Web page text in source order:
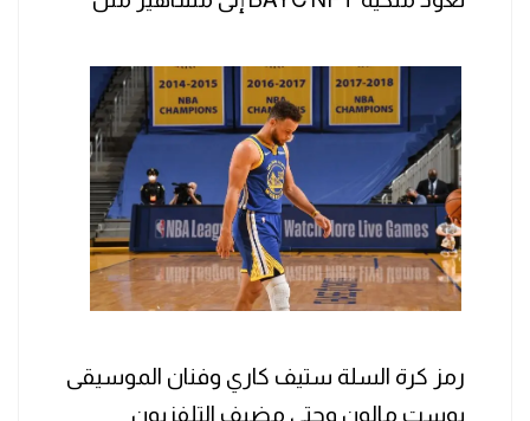
رمز كرة السلة ستيف كاري وفنان الموسيقى
بوست مالون وحتى مضيف التلفزيون